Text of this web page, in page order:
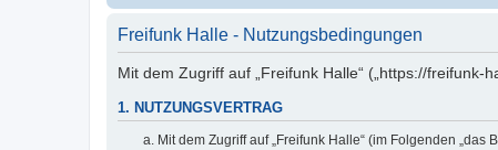
Freifunk Halle - Nutzungsbedingungen
Mit dem Zugriff auf „Freifunk Halle“ („https://
1. NUTZUNGSVERTRAG
Mit dem Zugriff auf „Freifunk Halle“ (im Folgenden